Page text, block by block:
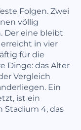
Folgen. Zwei
völlig
Der eine bleibt
in vier
für die
Dinge: das Alter
Vergleich
Ein
ist ein
Stadium 4, das